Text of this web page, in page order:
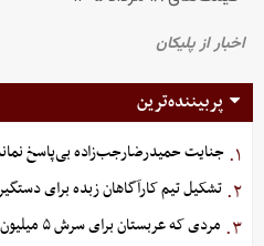
پربیننده‌ترین
۱. جنایت حمیدرضارجب‌زاده بی‌پاسخ
۲. تشکیل تیم کارآگاهان زبده برای
۳. مردی که عربستان برای سرش ۵ میلیون دلار جایزه گذاشت